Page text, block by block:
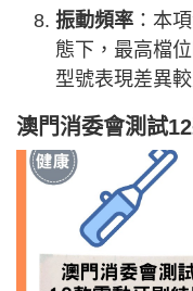
振動頻率 ：本
態下，最高檔
型號表現差異較
澳門消委會測試